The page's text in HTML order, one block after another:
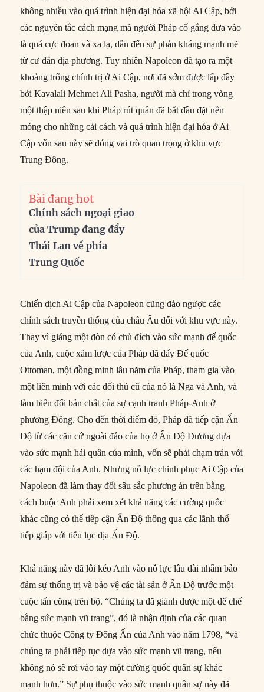
không nhiều vào quá trình hiện đại hóa xã hội Ai Cập, bởi
các nguyên tắc cách mạng mà người Pháp cố gắng đưa vào
là quá cực đoan và xa lạ, dẫn đến sự phản kháng mạnh mẽ
từ cư dân địa phương. Tuy nhiên Napoleon đã tạo ra một
khoảng trống chính trị ở Ai Cập, nơi đã sớm được lấp đầy
bởi Kavalali Mehmet Ali Pasha, người mà chỉ trong vòng
một thập niên sau khi Pháp rút quân đã bắt đầu đặt nền
móng cho những cải cách và quá trình hiện đại hóa ở Ai
Cập vốn sau này sẽ đóng vai trò quan trọng ở khu vực
Trung Đông.
Bài đang hot
Chính sách ngoại giao
của Trump đang đẩy
Thái Lan về phía
Trung Quốc
Chiến dịch Ai Cập của Napoleon cũng đảo ngược các
chính sách truyền thống của châu Âu đối với khu vực này.
Thay vì giáng một đòn có chủ đích vào sức mạnh đế quốc
của Anh, cuộc xâm lược của Pháp đã đẩy Đế quốc
Ottoman, một đồng minh lâu năm của Pháp, tham gia vào
một liên minh với các đối thủ cũ của nó là Nga và Anh, và
làm biến đổi bản chất của sự cạnh tranh Pháp-Anh ở
phương Đông. Cho đến thời điểm đó, Pháp đã tiếp cận Ấn
Độ từ các căn cứ ngoài đảo của họ ở Ấn Độ Dương dựa
vào sức mạnh hải quân của mình, vốn sẽ phải chạm trán với
các hạm đội của Anh. Nhưng nỗ lực chinh phục Ai Cập của
Napoleon đã làm thay đổi sâu sắc phương án trên bằng
cách buộc Anh phải xem xét khả năng các cường quốc
khác cũng có thể tiếp cận Ấn Độ thông qua các lãnh thổ
tiếp giáp với tiểu lục địa Ấn Độ.
Khả năng này đã lôi kéo Anh vào nỗ lực lâu dài nhằm bảo
đảm sự thống trị và bảo vệ các tài sản ở Ấn Độ trước một
cuộc tấn công trên bộ. “Chúng ta đã giành được một đế chế
bằng sức mạnh vũ trang”, đó là nhận định của các quan
chức thuộc Công ty Đông Ấn của Anh vào năm 1798, “và
chúng ta phải tiếp tục dựa vào sức mạnh vũ trang, nếu
không nó sẽ rơi vào tay một cường quốc quân sự khác
mạnh hơn.” Sự phụ thuộc vào sức mạnh quân sự này đã